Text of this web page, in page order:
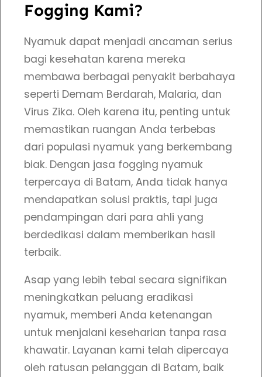
Fogging Kami?
Nyamuk dapat menjadi ancaman serius
bagi kesehatan karena mereka
membawa berbagai penyakit berbahaya
seperti Demam Berdarah, Malaria, dan
Virus Zika. Oleh karena itu, penting untuk
memastikan ruangan Anda terbebas
dari populasi nyamuk yang berkembang
biak. Dengan jasa fogging nyamuk
terpercaya di Batam, Anda tidak hanya
mendapatkan solusi praktis, tapi juga
pendampingan dari para ahli yang
berdedikasi dalam memberikan hasil
terbaik.
Asap yang lebih tebal secara signifikan
meningkatkan peluang eradikasi
nyamuk, memberi Anda ketenangan
untuk menjalani keseharian tanpa rasa
khawatir. Layanan kami telah dipercaya
oleh ratusan pelanggan di Batam, baik